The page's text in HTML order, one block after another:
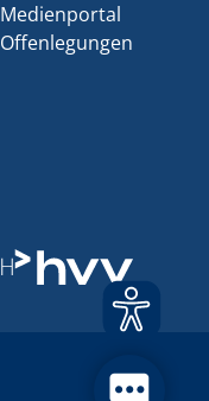
Medienportal
Offenlegungen